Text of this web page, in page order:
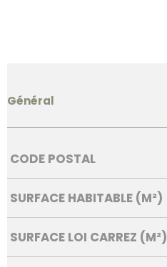
Général
Caractérisque Valeurs
CODE POSTAL
SURFACE HABITABLE (M²)
SURFACE LOI CARREZ (M²)